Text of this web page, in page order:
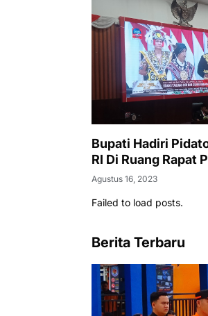
Bupati Hadiri Pidato Kenegaraan presiden
RI Di Ruang Rapat
Agustus 16, 2023
Failed to load posts.
Berita Terbaru